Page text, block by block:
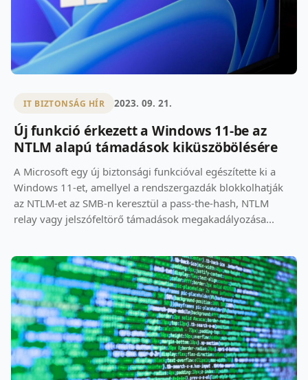
IT BIZTONSÁG HÍR 2023. 09. 21.
Új funkció érkezett a Windows 11-be az
NTLM alapú támadások kiküszöbölésére
A Microsoft egy új biztonsági funkcióval egészítette ki a
Windows 11-et, amellyel a rendszergazdák blokkolhatják
az NTLM-et az SMB-n keresztül a pass-the-hash, NTLM
relay vagy jelszófeltörő támadások megakadályozása...